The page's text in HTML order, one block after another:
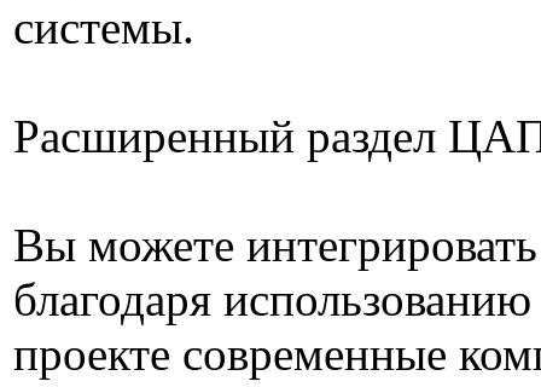
системы.
Расширенный раздел
Вы можете
благодаря
проекте современные